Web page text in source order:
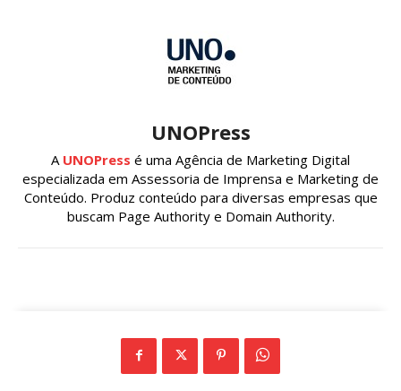
UNOPress
A UNOPress é uma Agência de Marketing Digital
especializada em Assessoria de Imprensa e Marketing de
Conteúdo. Produz conteúdo para diversas empresas que
buscam Page Authority e Domain Authority.